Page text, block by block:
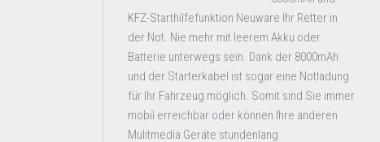
KFZ-Starthilfefunktion Neuware Ihr Retter in
der Not. Nie mehr mit leerem Akku oder
Batterie unterwegs sein. Dank der 8000mAh
und der Starterkabel ist sogar eine Notladung
für Ihr Fahrzeug möglich. Somit sind Sie immer
mobil erreichbar oder können Ihre anderen
Mulitmedia Geräte stundenlang